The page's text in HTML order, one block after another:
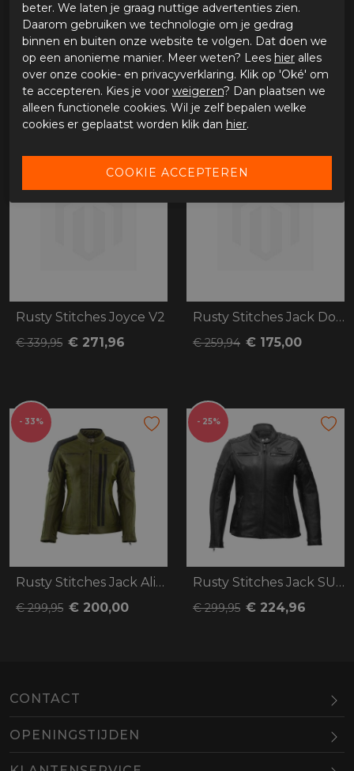
Rusty Stitches Joyce V2
€ 339,95 € 271,96 € 349,94 € 279,96
- 20%
Rusty Stitches Joyce V2
€ 339,95 € 271,96
- 33%
Rusty Stitches Jack Dolly Denim
€ 259,94 € 175,00
- 33%
Rusty Stitches Jack Alice
€ 299,95 € 200,00
- 25%
Rusty Stitches Jack SUPER Joyce
€ 299,95 € 224,96
CONTACT
OPENINGSTIJDEN
Maandag
beter. We laten je graag nuttige advertenties zien.
Daarom gebruiken we technologie om je gedrag
binnen en buiten onze website te volgen. Dat doen we
op een anonieme manier. Meer weten? Lees hier alles
over onze cookie- en privacyverklaring. Klik op 'Oké' om
te accepteren. Kies je voor weigeren? Dan plaatsen we
alleen functionele cookies. Wil je zelf bepalen welke
cookies er geplaatst worden klik dan hier.